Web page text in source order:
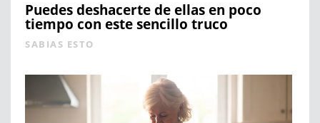
Puedes deshacerte de ellas en poco
tiempo con este sencillo truco
SABIAS ESTO